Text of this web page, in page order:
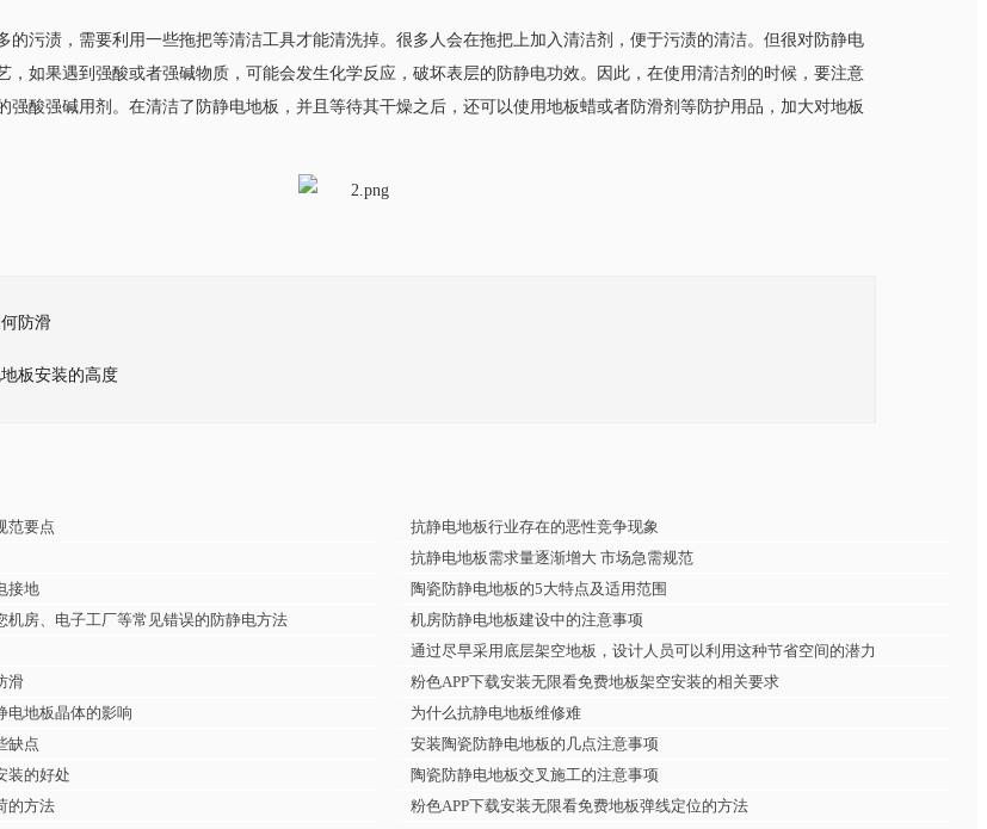
污渍，需要利用一些拖把等清洁工具才能清洗掉。很多人会在拖把上加入清洁剂，便于污渍的清洁。但很对防静电
如果遇到强酸或者强碱物质，可能会发生化学反应，破坏表层的防静电功效。因此，在使用清洁剂的时候，要注意
强碱用剂。在清洁了防静电地板，并且等待其干燥之后，还可以使用地板蜡或者防滑剂等防护用品，加大对地板
防滑
板安装的高度
范要点
抗静电地板行业存在的恶性竞争现象
抗静电地板需求量逐渐增大 市场急需规范
接地
陶瓷防静电地板的5大特点及适用范围
房、电子工厂等常见错误的防静电方法
机房防静电地板建设中的注意事项
通过尽早采用底层架空地板，设计人员可以利用这种节省空间的潜力
滑
粉色APP下载安装无限看免费地板架空安装的相关要求
电地板晶体的影响
为什么抗静电地板维修难
缺点
安装陶瓷防静电地板的几点注意事项
装的好处
陶瓷防静电地板交叉施工的注意事项
的方法
粉色APP下载安装无限看免费地板弹线定位的方法